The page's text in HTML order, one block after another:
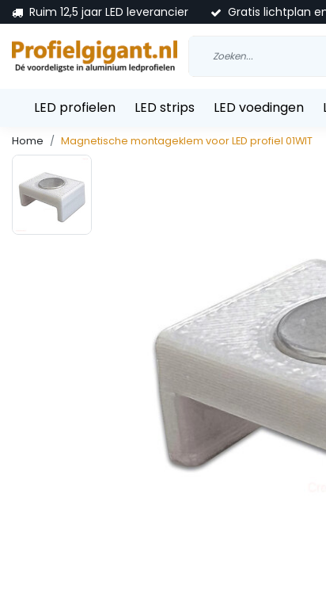
Ruim 12,5 jaar LED leverancier Gratis lichtplan
LED profielen LED strips LED voedingen
Home Magnetische montageklem voor LED profiel 01WIT